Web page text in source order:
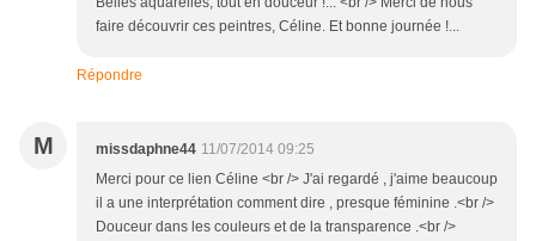
faire découvrir ces peintres, Céline. Et bonne journée !...
Répondre
M missdaphne44 11/07/2014 09:25
Merci pour ce lien Céline <br /> J'ai regardé , j'aime beaucoup
il a une interprétation comment dire , presque féminine .<br />
Douceur dans les couleurs et de la transparence .<br />